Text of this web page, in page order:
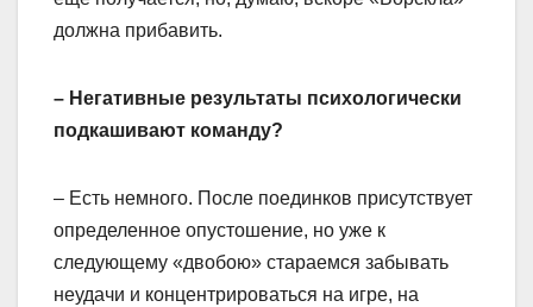
должна прибавить.
– Негативные результаты психологически
подкашивают команду?
– Есть немного. После поединков присутствует
определенное опустошение, но уже к
следующему «двобою» стараемся забывать
неудачи и концентрироваться на игре, на